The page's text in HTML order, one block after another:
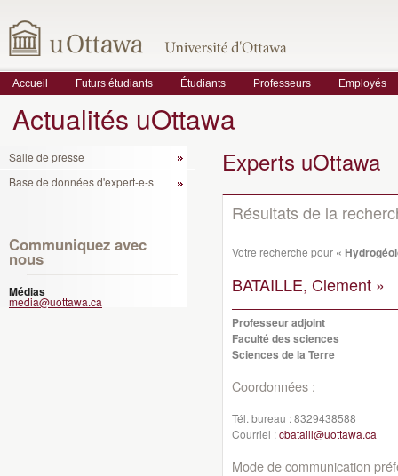
Accueil Futurs étudiants Étudiants Professeurs Employés
Actualités uOttawa
Salle de presse
Base de données d'expert-e-s
Communiquez avec
nous
Médias
media@uottawa.ca
Experts uOttawa
Résultats de la
Votre recherche pour «
BATAILLE, Clement »
Professeur adjoint
Faculté des sciences
Sciences de la Terre
Coordonnées :
Tél. bureau :8329438588
Courriel :cbataill@uottawa.ca
Mode de communication